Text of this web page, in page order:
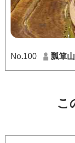
No.100 瓢箪
こ